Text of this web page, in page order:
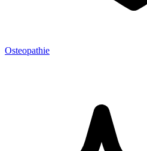
Osteopathie